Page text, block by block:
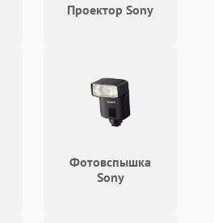
Проектор Sony
Фотовспышка
Sony